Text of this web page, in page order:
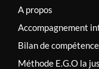
A propos
Accompagnement
Bilan de
Méthode E.G.O la